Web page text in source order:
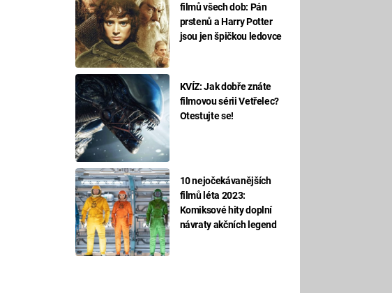
filmů všech dob: Pán
prstenů a Harry Potter
jsou jen špičkou ledovce
KVÍZ: Jak dobře znáte
filmovou sérii Vetřelec?
Otestujte se!
10 nejočekávanějších
filmů léta 2023:
Komiksové hity doplní
návraty akčních legend